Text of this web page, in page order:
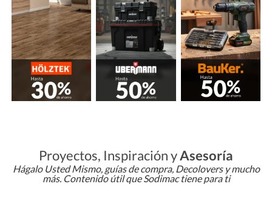
Proyectos, Inspiración yAsesoría
Hágalo Usted Mismo, guías de compra, Decolovers y mucho
más. Contenido útil que Sodimac tiene para ti